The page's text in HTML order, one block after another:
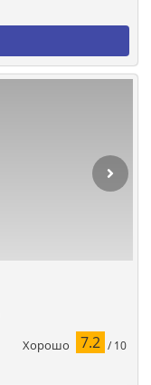
Хорошо 7.2 / 10